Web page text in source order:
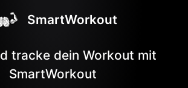
SmartWorkout
tracke dein Workout mit
SmartWorkout